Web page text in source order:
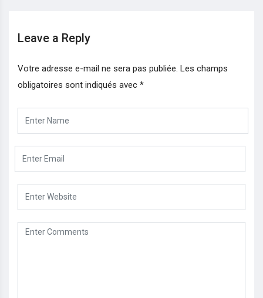
Leave a Reply
Votre adresse e-mail ne sera pas publiée. Les champs
obligatoires sont indiqués avec *